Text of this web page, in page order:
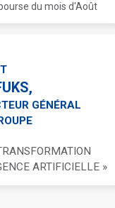
du mois d'Août
GÉNÉRAL
ARTIFICIELLE »